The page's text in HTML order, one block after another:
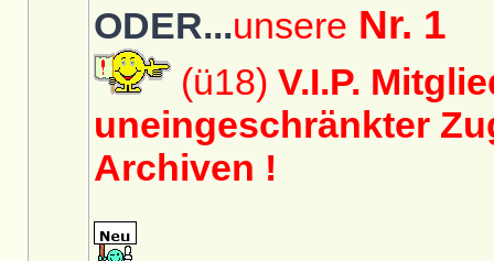
ODER...unsere Nr. 1
(ü18) V.I.P.
uneingeschränkter
Archiven !